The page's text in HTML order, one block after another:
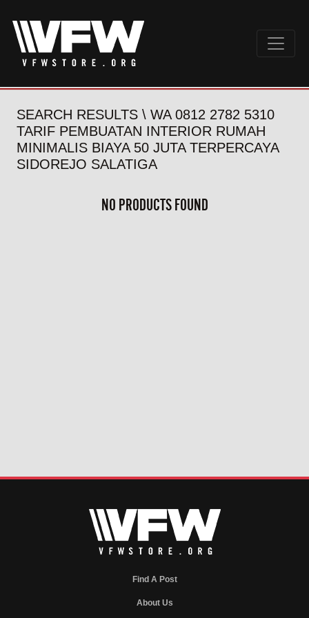
SEARCH RESULTS \ WA 0812 2782 5310
TARIF PEMBUATAN INTERIOR RUMAH
MINIMALIS BIAYA 50 JUTA TERPERCAYA
SIDOREJO SALATIGA
NO PRODUCTS FOUND
Find A Post
About Us